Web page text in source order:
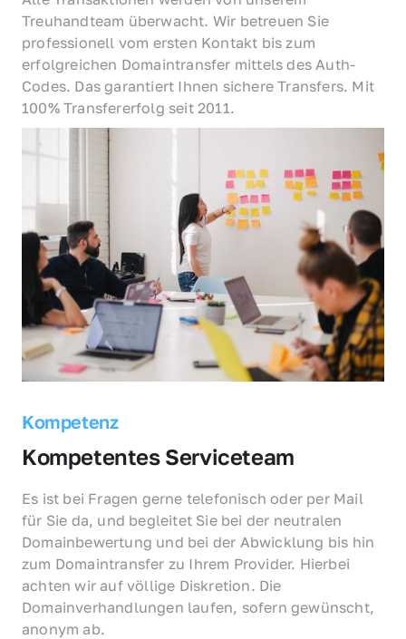
Treuhandteam überwacht. Wir betreuen Sie
professionell vom ersten Kontakt bis zum
erfolgreichen Domaintransfer mittels des Auth-
Codes. Das garantiert Ihnen sichere Transfers. Mit
100% Transfererfolg seit 2011.
Kompetenz
Kompetentes Serviceteam
Es ist bei Fragen gerne telefonisch oder per Mail
für Sie da, und begleitet Sie bei der neutralen
Domainbewertung und bei der Abwicklung bis hin
zum Domaintransfer zu Ihrem Provider. Hierbei
achten wir auf völlige Diskretion. Die
Domainverhandlungen laufen, sofern gewünscht,
anonym ab.